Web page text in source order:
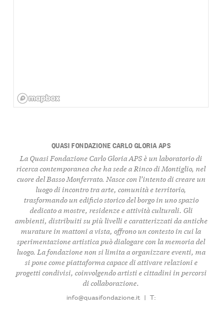
QUASI FONDAZIONE CARLO GLORIA APS
La Quasi Fondazione Carlo Gloria APS è un laboratorio di
ricerca contemporaneache ha sede a Rinco di Montiglio, nel
cuore delBasso Monferrato. Nasce con l’intento di creare un
luogo di incontro traarte, comunitàeterritorio,
trasformando un edificio storico del borgo in uno spazio
dedicato a mostre, residenze e attività culturali. Gli
ambienti, distribuiti su più livelli e caratterizzati da antiche
murature in mattoni a vista, offrono un contesto in cui la
sperimentazione artisticapuò dialogare con la memoria del
luogo. La fondazione non si limita a organizzare eventi, ma
si pone come piattaforma capace di attivarerelazionie
progetti condivisi, coinvolgendo artisti e cittadini in percorsi
di collaborazione.
info@quasifondazione.it | T: